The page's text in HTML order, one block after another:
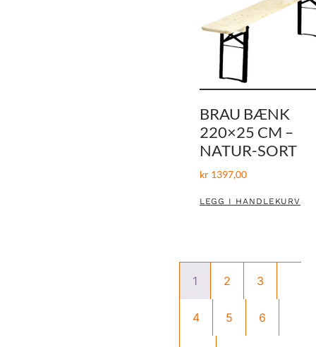
BRAU BÆNK
220×25 CM –
NATUR-SORT
kr1397,00
LEGG I HANDLEKURV
1 2 3
4 5 6